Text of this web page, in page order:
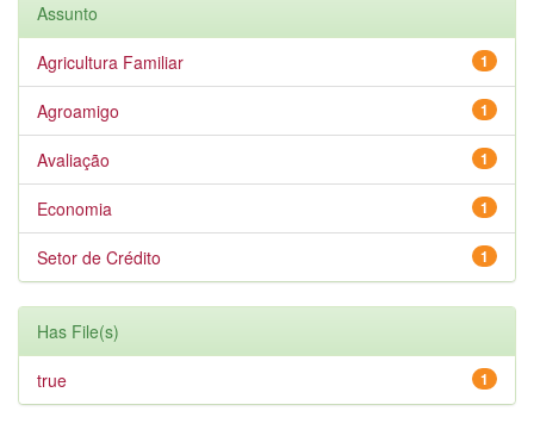
Assunto
1
Agricultura Familiar
1
Agroamigo
1
Avaliação
1
Economia
1
Setor de Crédito
Has File(s)
1
true